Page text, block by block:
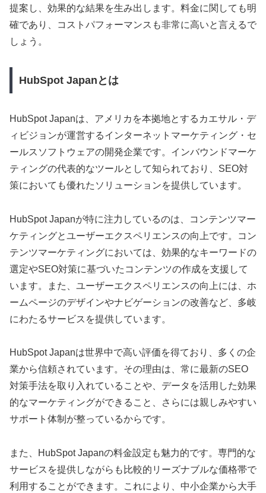
提案し、効果的な結果を生み出します。料金に関しても明
確であり、コストパフォーマンスも非常に高いと言えるで
しょう。
HubSpot Japanとは
HubSpot Japanは、アメリカを本拠地とするカエサル・デ
ィビジョンが運営するインターネットマーケティング・セ
ールスソフトウェアの開発企業です。インバウンドマーケ
ティングの代表的なツールとして知られており、SEO対
策においても優れたソリューションを提供しています。
HubSpot Japanが特に注力しているのは、コンテンツマー
ケティングとユーザーエクスペリエンスの向上です。コン
テンツマーケティングにおいては、効果的なキーワードの
選定やSEO対策に基づいたコンテンツの作成を支援して
います。また、ユーザーエクスペリエンスの向上には、ホ
ームページのデザインやナビゲーションの改善など、多岐
にわたるサービスを提供しています。
HubSpot Japanは世界中で高い評価を得ており、多くの企
業から信頼されています。その理由は、常に最新のSEO
対策手法を取り入れていることや、データを活用した効果
的なマーケティングができること、さらには親しみやすい
サポート体制が整っているからです。
また、HubSpot Japanの料金設定も魅力的です。専門的な
サービスを提供しながらも比較的リーズナブルな価格帯で
利用することができます。これにより、中小企業から大手